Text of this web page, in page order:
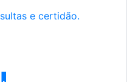
e certidão.